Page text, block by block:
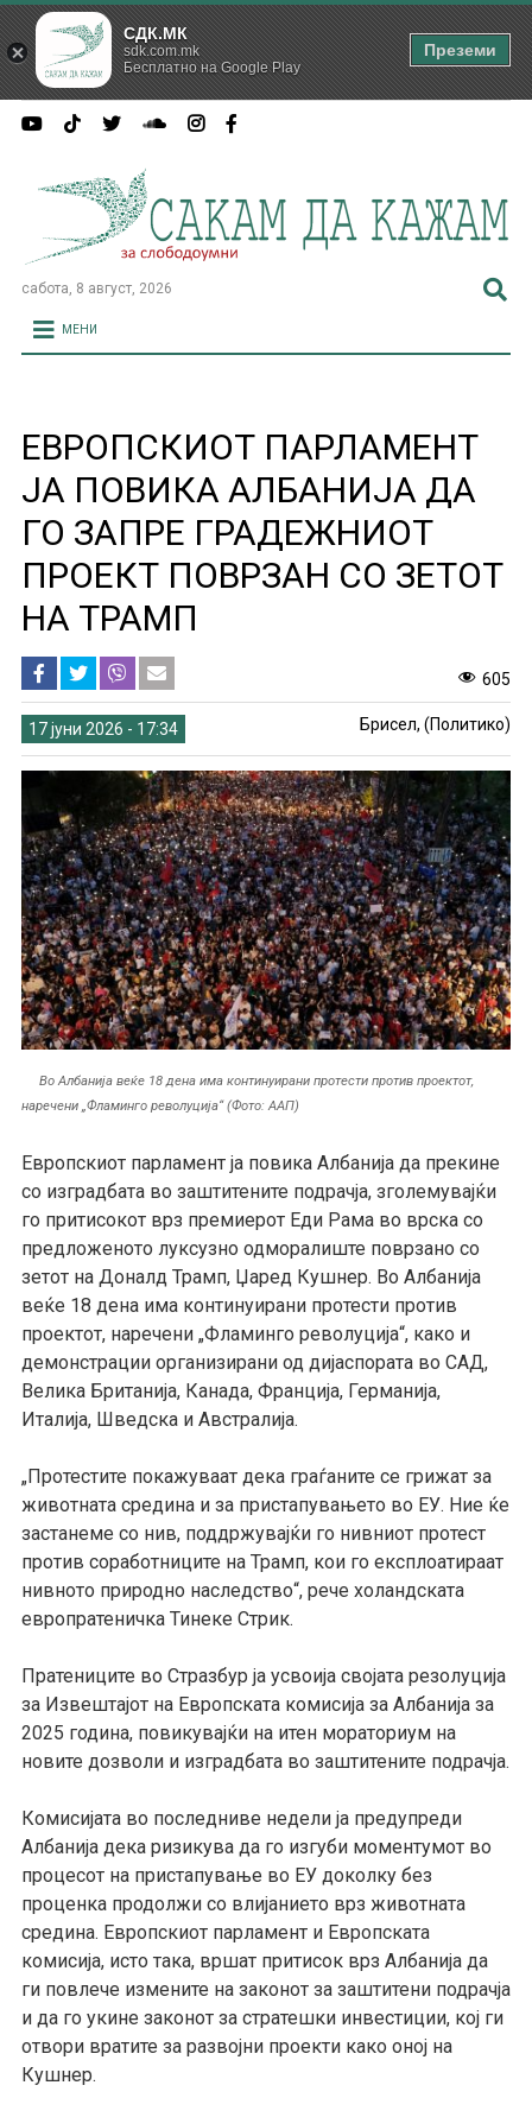
сабота, 8 август, 2026
МЕНИ
ЕВРОПСКИОТ ПАРЛАМЕНТ
ЈА ПОВИКА АЛБАНИЈА ДА
ГО ЗАПРЕ ГРАДЕЖНИОТ
ПРОЕКТ ПОВРЗАН СО ЗЕТОТ
НА ТРАМП
605
17 јуни 2026 - 17:34 Брисел, (Политико)
Во Албанија веќе 18 дена има континуирани протести против проектот,
наречени „Фламинго револуција“ (Фото: ААП)
Европскиот парламент ја повика Албанија да прекине
со изградбата во заштитените подрачја, зголемувајќи
го притисокот врз премиерот Еди Рама во врска со
предложеното луксузно одморалиште поврзано со
зетот на Доналд Трамп, Џаред Кушнер. Во Албанија
веќе 18 дена има континуирани протести против
проектот, наречени „Фламинго револуција“, како и
демонстрации организирани од дијаспората во САД,
Велика Британија, Канада, Франција, Германија,
Италија, Шведска и Австралија.
„Протестите покажуваатдека граѓаните се грижат за
животната средина и за пристапувањето во ЕУ. Ние ќе
застанеме со нив, поддржувајќи го нивниот протест
против соработниците на Трамп, кои го експлоатираат
нивното природно наследство“, рече холандската
европратеничка Тинеке Стрик.
Пратениците во Стразбур ја усвоија својата резолуција
за Извештајот на Европската комисија за Албанија за
2025 година, повикувајќи на итен мораториум на
новите дозволи и изградбата во заштитените подрачја.
Комисијата во последниве недели ја предупреди
Албанија дека ризикува да го изгуби моментумот во
процесот на пристапување во ЕУ доколку без
проценка продолжи со влијанието врз животната
средина. Европскиот парламент и Европската
комисија, исто така, вршат притисок врз Албанија да
ги повлече измените на законот за заштитени подрачја
и да го укине законотза стратешки инвестиции, кој ги
отвори вратите за развојни проекти како оној на
Кушнер.
СДК.МК
sdk.com.mk
Бесплатно на Google Play
Преземи